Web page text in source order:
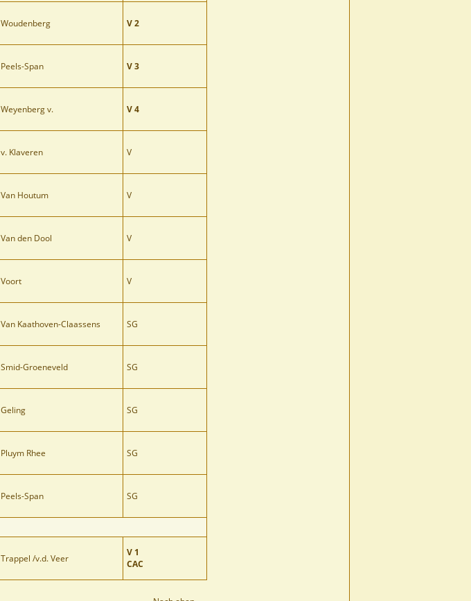
Woudenberg V 2
Peels-Span V 3
Weyenberg v. V 4
v. Klaveren V
Van Houtum V
Van den Dool V
Voort V
Van Kaathoven-Claassens SG
Smid-Groeneveld SG
Geling SG
Pluym Rhee SG
Peels-Span SG
Trappel /v.d. Veer
V 1
CAC